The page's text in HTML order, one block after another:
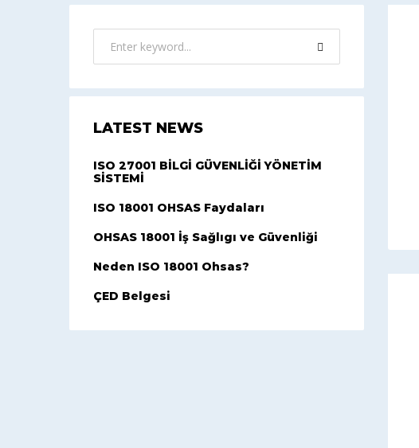
LATEST NEWS
ISO 27001 BİLGİ GÜVENLİĞİ YÖNETİM
SİSTEMİ
ISO 18001 OHSAS Faydaları
OHSAS 18001 İş Sağlıgı ve Güvenliği
Neden ISO 18001 Ohsas?
ÇED Belgesi